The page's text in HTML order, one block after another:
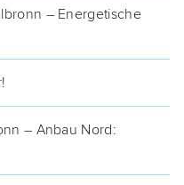
– Ener­ge­ti­sche
– Anbau Nord: